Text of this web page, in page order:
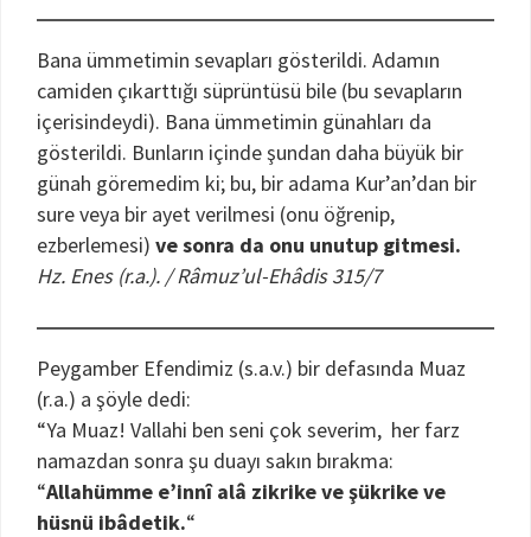
Bana ümmetimin sevapları gösterildi. Adamın
camiden çıkarttığı süprüntüsü bile (bu sevapların
içerisindeydi). Bana ümmetimin günahları da
gösterildi. Bunların içinde şundan daha büyük bir
günah göremedim ki; bu, bir adama Kur’an’dan bir
sure veya bir ayet verilmesi (onu öğrenip,
ezberlemesi) ve sonra da onu unutup gitmesi.
Hz. Enes (r.a.). / Râmuz’ul-Ehâdis 315/7
Peygamber Efendimiz (s.a.v.) bir defasında Muaz
(r.a.) a şöyle dedi:
“Ya Muaz! Vallahi ben seni çok severim, her farz
namazdan sonra şu duayı sakın bırakma:
“Allahümme e’innî alâ zikrike ve şükrike ve
hüsnü ibâdetik.“